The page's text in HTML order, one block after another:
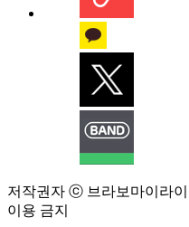
저작권자 ⓒ 브라보마이라
이용 금지